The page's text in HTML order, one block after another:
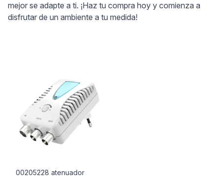
mejor se adapte a ti. ¡Haz tu compra hoy y comienza a
disfrutar de un ambiente a tu medida!
00205228 atenuador